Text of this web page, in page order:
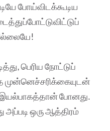
போய்விடக்கூடிய
பெரிய நோட்டுப்
முன்னெச்சரிக்கையுடன்
போனது.
ஒரு ஆத்திரம்